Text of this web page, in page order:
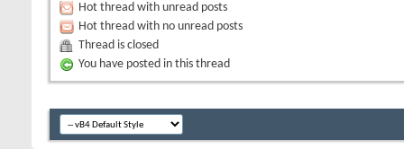
Hot thread with unread posts
Hot thread with no unread posts
Thread is closed
You have posted in this thread